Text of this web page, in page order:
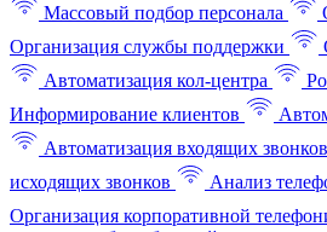
Массовый подбор персонала
Организация службы поддержки
Автоматизация кол-центра
Информирование клиентов
Автоматизация входящих звонков
исходящих звонков
Анализ
Организация корпоративной